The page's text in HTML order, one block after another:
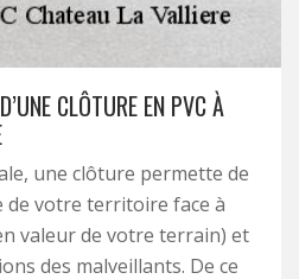
CLÔTURE EN PVC À
une clôture permette de
de votre territoire face à
valeur de votre terrain) et
des malveillants. De ce